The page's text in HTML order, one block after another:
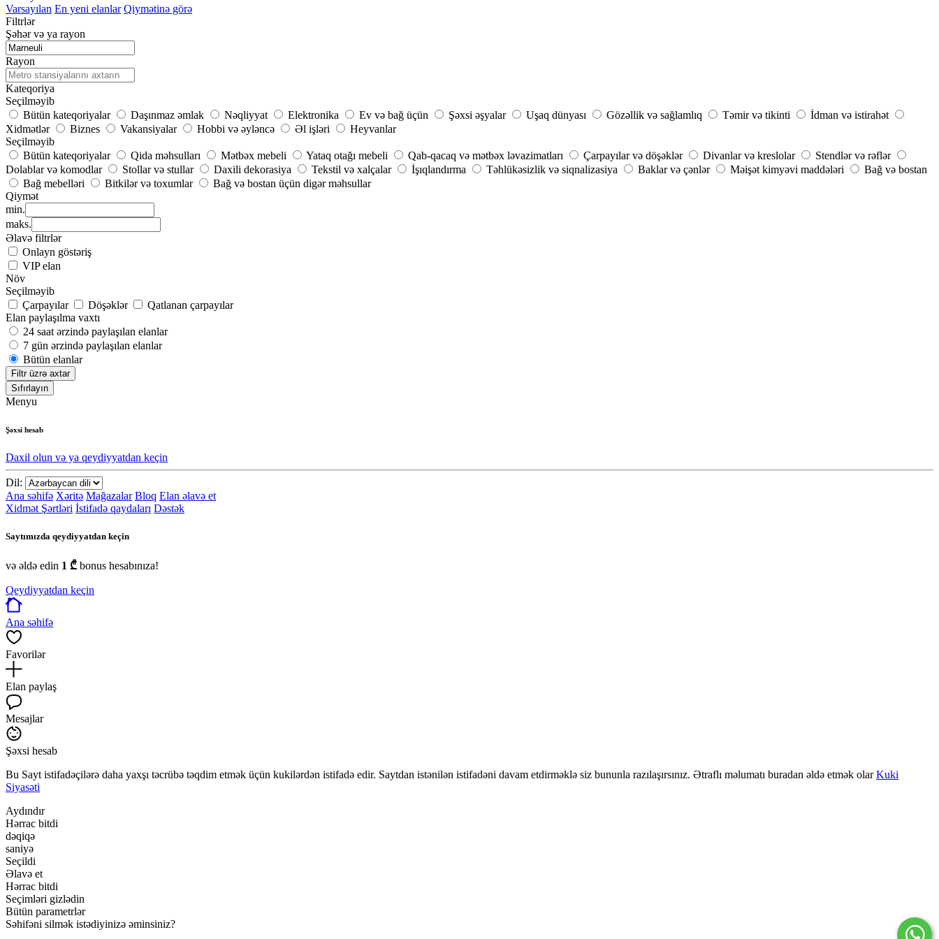
Varsayılan En yeni elanlar Qiymətinə görə
Filtrlər
Şəhər və ya rayon
Rayon
Kateqoriya
Seçilməyib
Bütün kateqoriyalar
Daşınmaz əmlak Nəqliyyat Elektronika Ev və bağ üçün Şəxsi əşyalar Uşaq dünyası Gözəllik və sağlamlıq Təmir və tikinti
İdman və istirahət
Xidmətlər
Biznes Vakansiyalar Hobbi və əyləncə Əl işləri
Heyvanlar
Seçilməyib
Bütün kateqoriyalar
Qida məhsulları Mətbəx mebeli Yataq otağı mebeli Qab-qacaq və mətbəx ləvazimatları Çarpayılar və döşəklər Divanlar və kreslolar
Stendlər və rəflər
Dolablar və komodlar
Stollar və stullar Daxili dekorasiya Tekstil və xalçalar İşıqlandırma Təhlükəsizlik və siqnalizasiya Baklar və çənlər Məişət kimyəvi maddələri
Bağ və bostan
Bağ mebelləri
Bitkilər və toxumlar
Bağ və bostan üçün digər məhsullar
Qiymət
min.
maks.
Əlavə filtrlər
Onlayn göstəriş
VIP elan
Növ
Seçilməyib
Çarpayılar
Döşəklər
Qatlanan çarpayılar
Elan paylaşılma vaxtı
24 saat ərzində paylaşılan elanlar
7 gün ərzində paylaşılan elanlar
Bütün elanlar
Filtr üzrə axtar
Sıfırlayın
Menyu
Şəxsi hesab
Daxil olun və ya qeydiyyatdan keçin
Dil:
Ana səhifə Xəritə Mağazalar Bloq Elan əlavə et
Xidmət Şərtləri İstifadə qaydaları Dəstək
Saytımızda qeydiyyatdan keçin
və əldə edin 1 ₾ bonus hesabınıza!
Qeydiyyatdan keçin
Ana səhifə
Favorilər
Elan paylaş
Mesajlar
Şəxsi hesab
Bu Sayt istifadəçilərə daha yaxşı təcrübə təqdim etmək üçün kukilərdən istifadə edir. Saytdan istənilən istifadəni davam etdirməklə siz bununla razılaşırsınız. Ətraflı məlumatı buradan əldə etmək olarKuki
Siyasəti
Aydındır
Hərrac bitdi
dəqiqə
saniyə
Seçildi
Əlavə et
Hərrac bitdi
Seçimləri gizlədin
Bütün parametrlər
Səhifəni silmək istədiyinizə əminsiniz?